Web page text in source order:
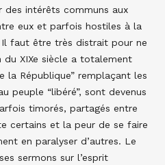
des intérêts communs aux
eux et parfois hostiles à la
faut être très distrait pour ne
du XIXe siècle a totalement
la République” remplaçant les
peuple “libéré”, sont devenus
timorés, partagés entre
certains et la peur de se faire
en paralyser d’autres. Le
sermons sur l’esprit